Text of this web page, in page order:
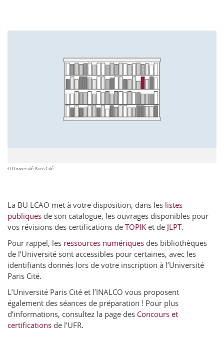
© Université Paris Cité
La BU LCAO met à votre disposition, dans les listes
publiques de son catalogue, les ouvrages disponibles pour
vos révisions des certifications de TOPIK et de JLPT.
Pour rappel, les ressources numériques des bibliothèques
de l’Université sont accessibles pour certaines, avec les
identifiants donnés lors de votre inscription à l’Université
Paris Cité.
L’Université Paris Cité et l’INALCO vous proposent
également des séances de préparation ! Pour plus
d’informations, consultez la page des Concours et
certifications de l’UFR.